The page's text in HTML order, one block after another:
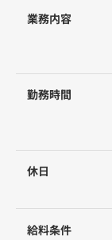
業務内容
勤務時間
休日
給料条件